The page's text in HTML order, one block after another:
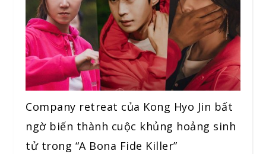
Company retreat của Kong Hyo Jin bất
ngờ biến thành cuộc khủng hoảng sinh
tử trong “A Bona Fide Killer”